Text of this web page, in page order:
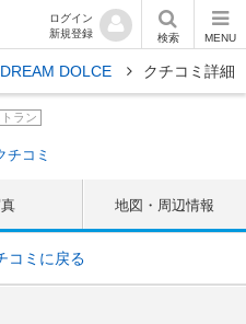
ログイン
新規登録
検索 MENU
DREAM DOLCE クチコミ詳細
ラン
チコミ
地図・周辺情報
コミに戻る